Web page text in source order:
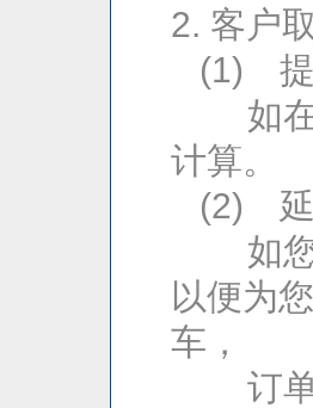
2. 客户
(1) 提
如在
计算。
(2) 延
如您
以便为
车，
订单